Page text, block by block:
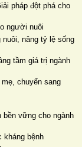
pháp đột phá cho
người nuôi
nâng tỷ lệ sống
tầm giá trị ngành
chuyển sang
vững cho ngành
kháng bệnh